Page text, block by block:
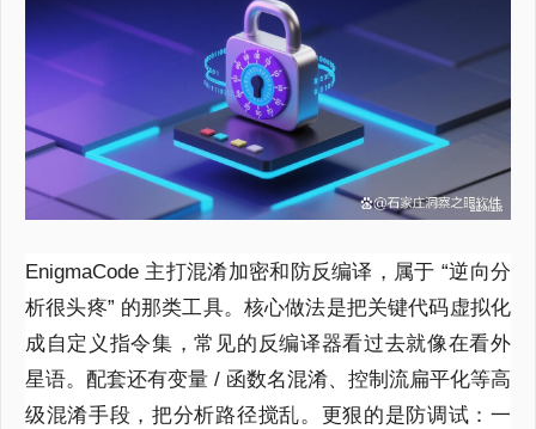
EnigmaCode 主打混淆加密和防反编译，属于 “逆向分
析很头疼” 的那类工具。核心做法是把关键代码虚拟化
成自定义指令集，常见的反编译器看过去就像在看外
星语。配套还有变量 / 函数名混淆、控制流扁平化等高
级混淆手段，把分析路径搅乱。更狠的是防调试：一